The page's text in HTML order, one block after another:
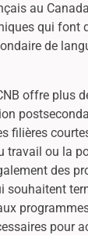
au
qui font
de
offre plus
filières
travail ou la
des
souhaitent
pour